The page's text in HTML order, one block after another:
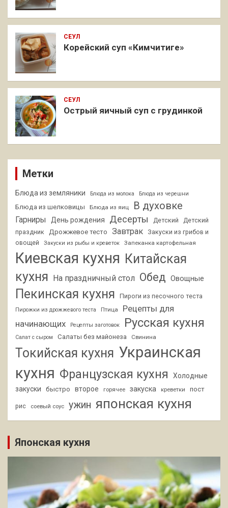
СЕУЛ
Корейский суп «Кимчитиге»
СЕУЛ
Острый яичный суп с грудинкой
Метки
Блюда из земляники Блюда из молока Блюда из черешни
Блюда из шелковицы Блюда из яиц В духовке
Гарниры День рождения Десерты Детский
Детский
праздник
Дрожжевое тесто Завтрак
Закуски из грибов и
овощей
Закуски из рыбы и креветок Запеканка картофельная
Киевская кухня Китайская
кухня На праздничный стол Обед Овощные
Пекинская кухня Пироги из песочного теста
Пирожки из дрожжевого теста Птица
Рецепты для
начинающих
Рецепты заготовок Русская кухня
Салат с сыром Салаты без майонеза Свинина
Токийская кухня Украинская
кухня Французская кухня
Холодные
закуски
быстро второе горячее закуска креветки пост
рис соевый соус ужин японская кухня
Японская кухня